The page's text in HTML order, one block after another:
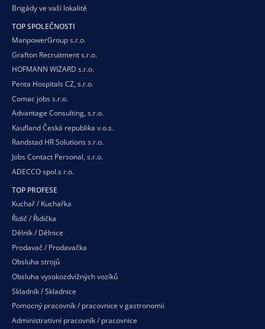
Brigády ve vaší lokalitě
TOP SPOLEČNOSTI
ManpowerGroup s.r.o.
Grafton Recruitment s.r.o.
HOFMANN WIZARD s.r.o.
Penta Hospitals CZ, s.r.o.
Comac jobs s.r.o.
Advantage Consulting, s.r.o.
Kaufland Česká republika v.o.s.
Randstad HR Solutions s.r.o.
Jobs Contact Personal, s.r.o.
ADECCO spol.s r.o.
TOP PROFESE
Kuchař / Kuchařka
Řidič / Řidička
Dělník / Dělnice
Prodavač / Prodavačka
Obsluha strojů
Obsluha vysokozdvižných vozíků
Skladník / Skladnice
Pomocný pracovník / pracovnice v gastronomii
Administrativní pracovník / pracovnice